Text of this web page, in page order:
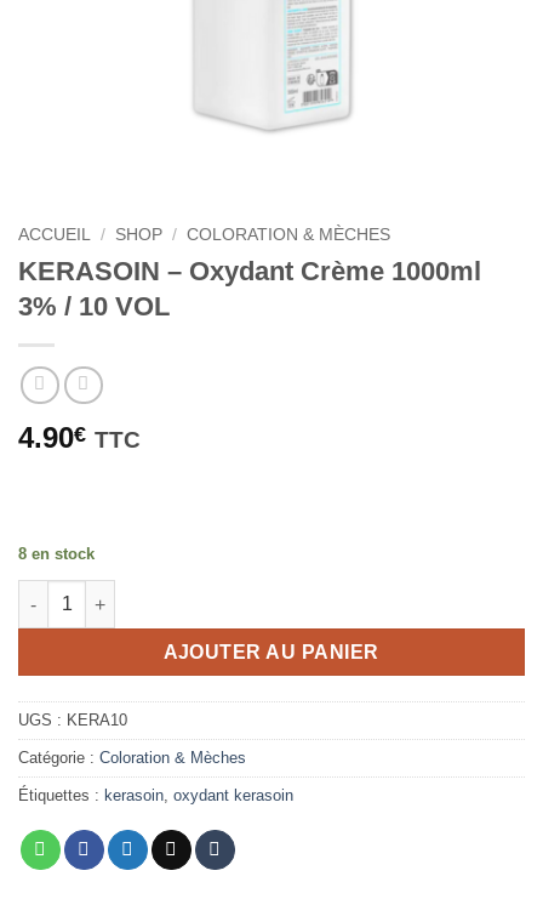
ACCUEIL / SHOP / COLORATION & MÈCHES
KERASOIN – Oxydant Crème 1000ml
3% / 10 VOL
4.90€ TTC
8 en stock
quantité de KERASOIN – Oxydant Crème 1000ml 3% / 10 VOL
AJOUTER AU PANIER
UGS : KERA10
Catégorie : Coloration & Mèches
Étiquettes : kerasoin, oxydant kerasoin